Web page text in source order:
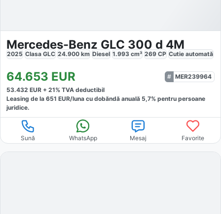
Mercedes-Benz GLC 300 d 4M
2025 Clasa GLC 24.900 km Diesel 1.993 cm³ 269 CP Cutie automată
64.653 EUR
MER239964
53.432 EUR + 21% TVA deductibil
Leasing de la 651 EUR/luna cu dobăndă anuală 5,7% pentru persoane
juridice.
Sună WhatsApp Mesaj Favorite